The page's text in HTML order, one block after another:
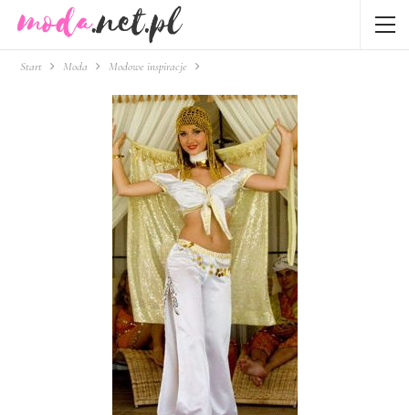
Start Moda Modowe inspiracje